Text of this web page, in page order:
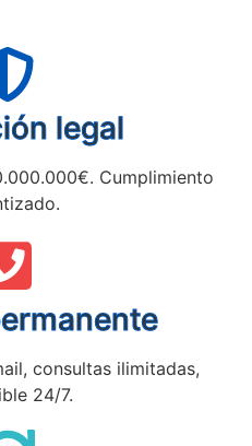
legal
Cumplimiento
consultas ilimitadas,
24/7.